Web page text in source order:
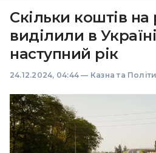
Скільки коштів на
виділили в
наступний рік
24.12.2024, 04:44 — Казна та